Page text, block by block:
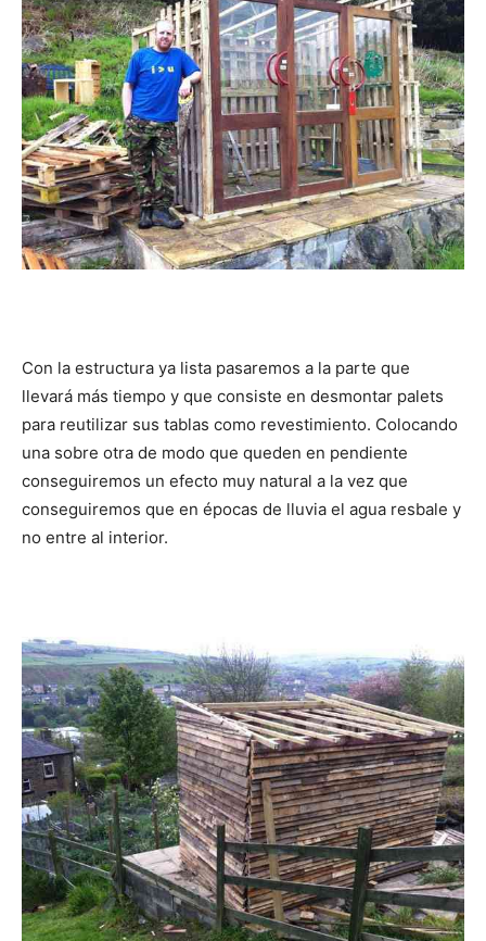
Con la estructura ya lista pasaremos a la parte que
llevará más tiempo y que consiste en desmontar palets
para reutilizar sus tablas como revestimiento. Colocando
una sobre otra de modo que queden en pendiente
conseguiremos un efecto muy natural a la vez que
conseguiremos que en épocas de lluvia el agua resbale y
no entre al interior.